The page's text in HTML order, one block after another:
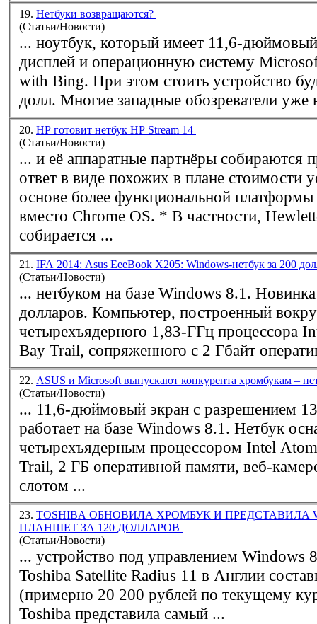
19. Нетбуки возвращаются?
(Статьи/Новости)
... ноутбук, который имеет 11,6-
дисплей и операционную систему
with Bing. При этом стоить устройство
долл. Многие западные обозреватели уже
20. HP готовит нетбук HP Stream 14
(Статьи/Новости)
... и её аппаратные партнёры собираются
ответ в виде похожих в плане стоимости
основе более функциональной платформы
вместо Chrome OS. * В частности,
собирается ...
21. IFA 2014: Asus EeeBook X205: Windows-нетбук за 200
(Статьи/Новости)
... нетбуком на базе Windows 8.1.
долларов. Компьютер, построенный вокруг
четырехъядерного 1,83-ГГц процессора
Bay Trail, сопряженного с 2 Гбайт
22. ASUS и Microsoft выпускают конкурента хромбукам –
(Статьи/Новости)
... 11,6-дюймовый экран с разрешением
работает на базе Windows 8.1. Нетбук оснащается
четырехъядерным процессором Intel
Trail, 2 ГБ оперативной памяти, веб-
слотом ...
23. TOSHIBA ОБНОВИЛА ХРОМБУК И ПРЕДСТАВИЛА
ПЛАНШЕТ ЗА 120 ДОЛЛАРОВ
(Статьи/Новости)
... устройство под управлением Windows
Toshiba Satellite Radius 11 в Англии
(примерно 20 200 рублей по текущему курсу). И,
Toshiba представила самый ...